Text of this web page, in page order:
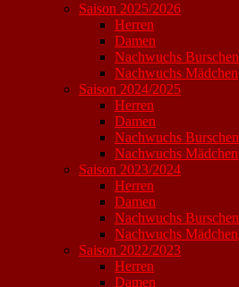
Saison 2025/2026
Herren
Damen
Nachwuchs Burschen
Nachwuchs Mädchen
Saison 2024/2025
Herren
Damen
Nachwuchs Burschen
Nachwuchs Mädchen
Saison 2023/2024
Herren
Damen
Nachwuchs Burschen
Nachwuchs Mädchen
Saison 2022/2023
Herren
Damen